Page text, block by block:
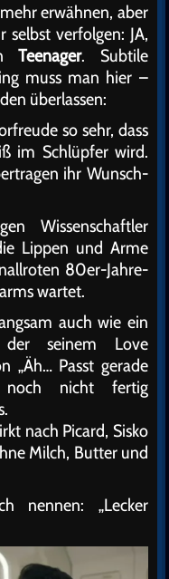
erwähnen, aber
verfolgen: JA,
Teenager. Subtile
muss man hier –
überlassen:
so sehr, dass
im Schlüpfer wird.
ihr Wunsch-
Wissenschaftler
Lippen und Arme
80er-Jahre-
wartet.
auch wie ein
der seinem Love
„Äh… Passt gerade
nicht fertig
nach Picard, Sisko
Milch, Butter und
nennen: „Lecker